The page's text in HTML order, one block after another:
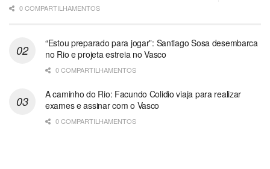
0 COMPARTILHAMENTOS
“Estou preparado para jogar”: Santiago Sosa desembarca
no Rio e projeta estreia no Vasco
0 COMPARTILHAMENTOS
A caminho do Rio: Facundo Colidio viaja para realizar
exames e assinar com o Vasco
0 COMPARTILHAMENTOS